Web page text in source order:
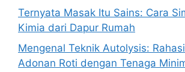
Ternyata Masak Itu Sains: Cara
Kimia dari Dapur Rumah
Mengenal Teknik Autolysis:
Adonan Roti dengan Tenaga